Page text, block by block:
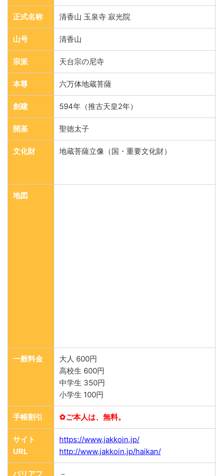
正式名称 清香山 玉泉寺 寂光院
山号 清香山
宗派 天台宗の尼寺
本尊 六万体地蔵菩薩
創建 594年（推古天皇2年）
開基 聖徳太子
文化財 地蔵菩薩立像（国・重要文化財）
地図
一般料金
大人 600円
高校生 600円
中学生 350円
小学生 100円
手帳割引 ✿ご本人は、無料。
サイト
URL
https://www.jakkoin.jp/
http://www.jakkoin.jp/haikan/
バリアフ －